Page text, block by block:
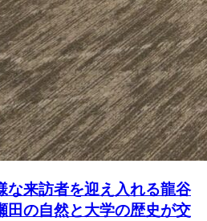
な来訪者を迎え入れる龍谷
の自然と大学の歴史が交